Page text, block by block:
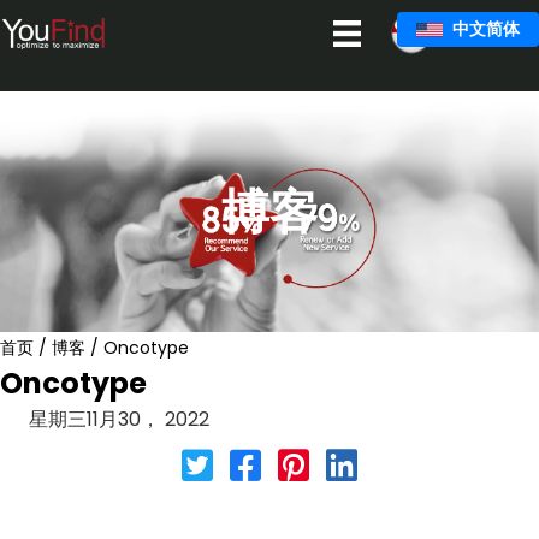
跳
至
容
中文简体
博客
首页 / 博客 / Oncotype
Oncotype
星期三11月30， 2022